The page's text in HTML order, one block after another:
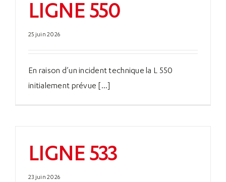
LIGNE 550
25 juin 2026
En raison d’un incident technique la L 550
initialement prévue [...]
LIGNE 533
23 juin 2026